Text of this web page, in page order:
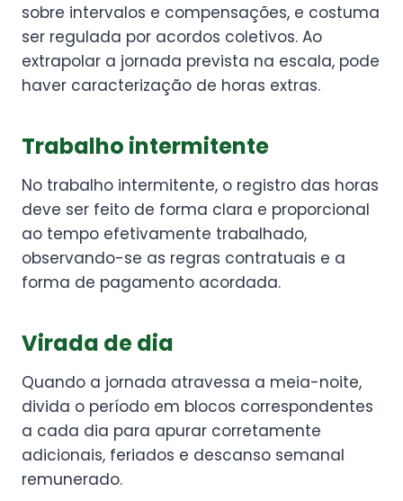
sobre intervalos e compensações, e costuma
ser regulada por acordos coletivos. Ao
extrapolar a jornada prevista na escala, pode
haver caracterização de horas extras.
Trabalho intermitente
No trabalho intermitente, o registro das horas
deve ser feito de forma clara e proporcional
ao tempo efetivamente trabalhado,
observando-se as regras contratuais e a
forma de pagamento acordada.
Virada de dia
Quando a jornada atravessa a meia-noite,
divida o período em blocos correspondentes
a cada dia para apurar corretamente
adicionais, feriados e descanso semanal
remunerado.